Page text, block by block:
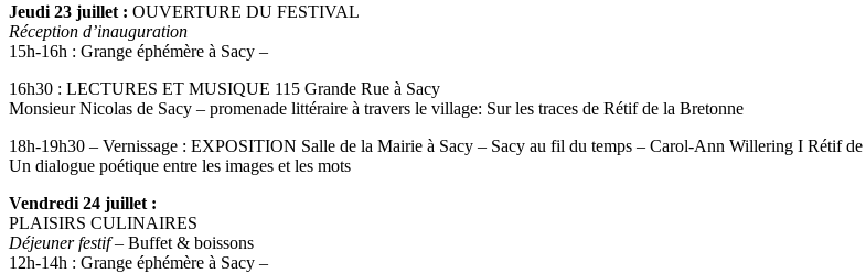
Jeudi 23 juillet : OUVERTURE DU FESTIVAL
Réception d’inauguration
15h-16h : Grange éphémère à Sacy –
16h30 : LECTURES ET MUSIQUE 115 Grande Rue à Sacy
Monsieur Nicolas de Sacy – promenade littéraire à travers le village: Sur les traces de Rétif de la Bretonne
18h-19h30 – Vernissage : EXPOSITION Salle de la Mairie à Sacy – Sacy au fil du temps – Carol-Ann Willering I Rétif
Un dialogue poétique entre les images et les mots
Vendredi 24 juillet :
PLAISIRS CULINAIRES
Déjeuner festif– Buffet & boissons
12h-14h : Grange éphémère à Sacy –